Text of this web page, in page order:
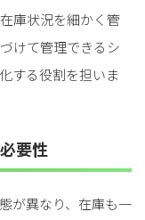
庫状況を細かく管
けて管理できるシ
する役割を担いま
要性
が異なり、在庫も一